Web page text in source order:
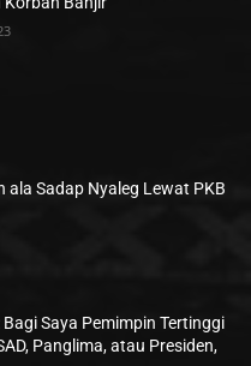
ala Sadap Nyaleg Lewat PKB
Saya Pemimpin Tertinggi
Panglima, atau Presiden,